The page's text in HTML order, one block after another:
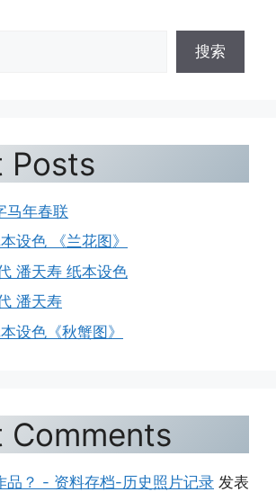
搜索
Posts
马年春联
设色 《兰花图》
潘天寿 纸本设色
潘天寿
设色《秋蟹图》
Comments
品？ - 资料存档-历史照片记录 发表